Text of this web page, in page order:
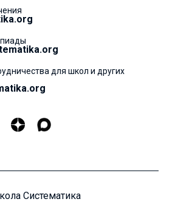
для школ и других
Систематика